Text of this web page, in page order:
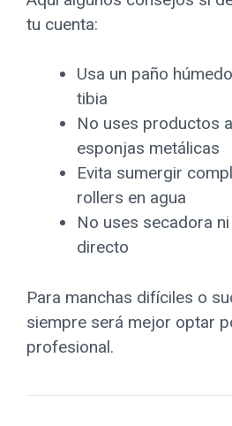
tu cuenta:
Usa un paño
tibia
No uses productos
esponjas metálicas
Evita sumergir
rollers en agua
No uses secadora
directo
Para manchas difíciles o
siempre será mejor optar
profesional.